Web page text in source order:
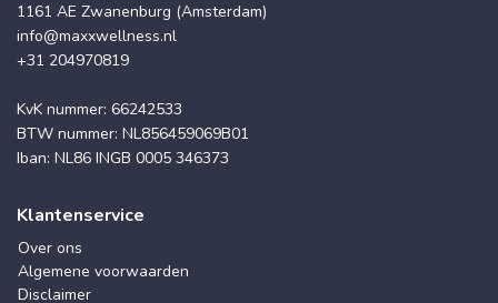
1161 AE Zwanenburg (Amsterdam)
info@maxxwellness.nl
+31 204970819
KvK nummer: 66242533
BTW nummer: NL856459069B01
Iban: NL86 INGB 0005 346373
Klantenservice
Over ons
Algemene voorwaarden
Disclaimer